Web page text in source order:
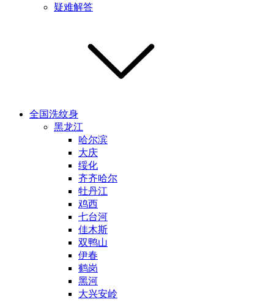
疑难解答
全国洗纹身
黑龙江
哈尔滨
大庆
绥化
齐齐哈尔
牡丹江
鸡西
七台河
佳木斯
双鸭山
伊春
鹤岗
黑河
大兴安岭